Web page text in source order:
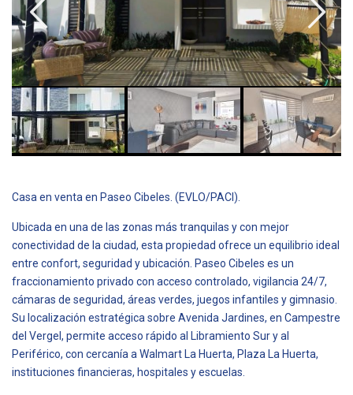
Casa en venta en Paseo Cibeles. (EVLO/PACI).
Ubicada en una de las zonas más tranquilas y con mejor
conectividad de la ciudad, esta propiedad ofrece un equilibrio ideal
entre confort, seguridad y ubicación. Paseo Cibeles es un
fraccionamiento privado con acceso controlado, vigilancia 24/7,
cámaras de seguridad, áreas verdes, juegos infantiles y gimnasio.
Su localización estratégica sobre Avenida Jardines, en Campestre
del Vergel, permite acceso rápido al Libramiento Sur y al
Periférico, con cercanía a Walmart La Huerta, Plaza La Huerta,
instituciones financieras, hospitales y escuelas.